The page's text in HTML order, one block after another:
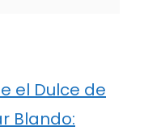
el Dulce de
Blando: